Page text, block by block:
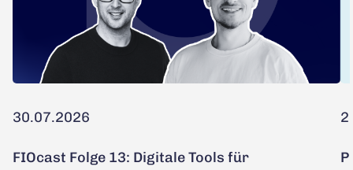
30.07.2026
FIOcast Folge 13: Digitale Tools für